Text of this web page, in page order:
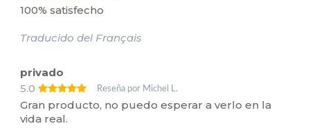
100% satisfecho
Traducido del Français
privado
5.0
Reseña por Michel L.
Gran producto, no puedo esperar a verlo en la
vida real.